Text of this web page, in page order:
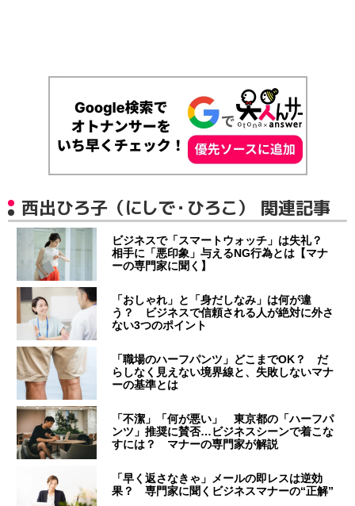
西出ひろ子（にしで・ひろこ） 関連記事
ビジネスで「スマートウォッチ」は失礼？
相手に「悪印象」与えるNG行為とは【マナ
ーの専門家に聞く】
「おしゃれ」と「身だしなみ」は何が違
う？ ビジネスで信頼される人が絶対に外さ
ない3つのポイント
「職場のハーフパンツ」どこまでOK？ だ
らしなく見えない境界線と、失敗しないマナ
ーの基準とは
「不潔」「何が悪い」 東京都の「ハーフパ
ンツ」推奨に賛否…ビジネスシーンで着こな
すには？ マナーの専門家が解説
「早く返さなきゃ」メールの即レスは逆効
果？ 専門家に聞くビジネスマナーの“正解”